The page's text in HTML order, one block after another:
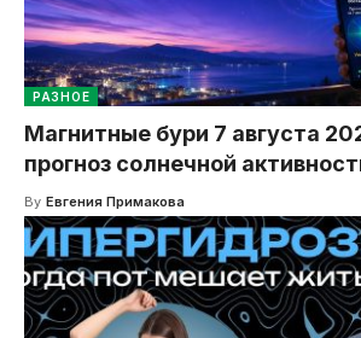
РАЗНОЕ
Магнитные бури 7 августа
прогноз солнечной
By Евгения Примакова